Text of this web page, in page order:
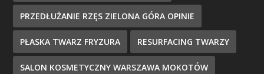
PRZEDŁUŻANIE RZĘS ZIELONA GÓRA OPINIE
PŁASKA TWARZ FRYZURA RESURFACING TWARZY
SALON KOSMETYCZNY WARSZAWA MOKOTÓW